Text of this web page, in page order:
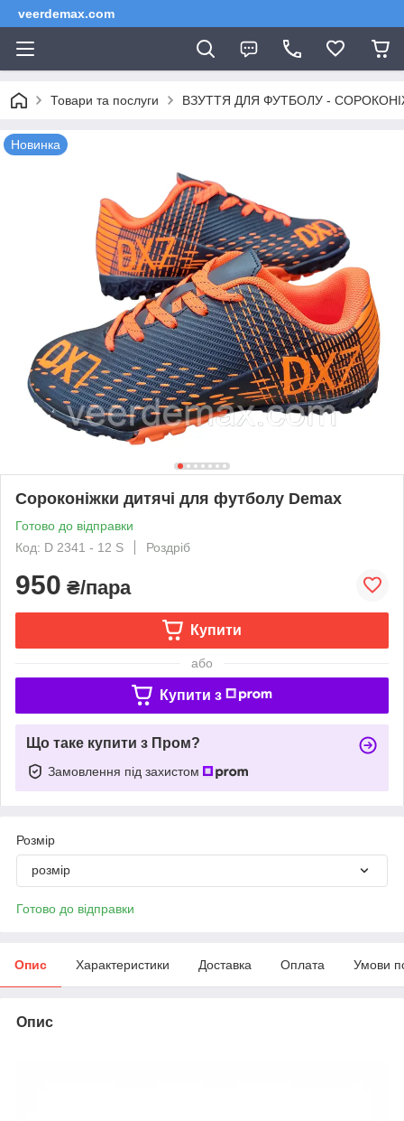
veerdemax.com
Товари та послуги ВЗУТТЯ ДЛЯ ФУТБОЛУ -
Новинка
Сороконіжки дитячі для футболу Demax
Готово до відправки
Код: D 2341 - 12 S
Роздріб
950 ₴/пара
Купити
або
Купити з
Що таке купити з Пром?
Замовлення під захистом
Розмір
розмір
Готово до відправки
Опис Характеристики Доставка Оплата Умови
Опис